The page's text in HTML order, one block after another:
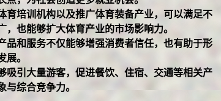
培训机构以及推广体育装备产业，可以满足不
也能够扩大体育产业的市场影响力。
和服务不仅能够增强消费者信任，也有助于形
。
引大量游客，促进餐饮、住宿、交通等相关产
综合竞争力。